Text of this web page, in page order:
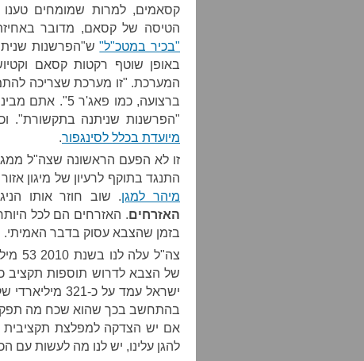
קסאמים, למרות שמומחים
הטיסה של קסאם, מדובר
"בכיר במטכ"ל"ש"הפרשנות
באופן שוטף רקטות קסאם
המערכת. "זו מערכת שצריכה
ברצועה, כמו
"הפרשנות שניתנה בתקשורת".
מיועדת בכלל לסינגפור.
זו לא הפעם הראשונה שצה"ל
התנגד בתוקף לרעיון של מיגון
מיהר למגן. שוב חוזר אותו
האזרחים. האזרחים הם לכל
בזמן שהצבא עסוק בדבר האמיתי.
של הצבא לדרוש תוספות תקציב
ישראל עמד על
בהתחשב בכך שהוא שכח מה
אם יש הצדקה למפלצת
להגן עלינו, יש לנו מה לעשות עם